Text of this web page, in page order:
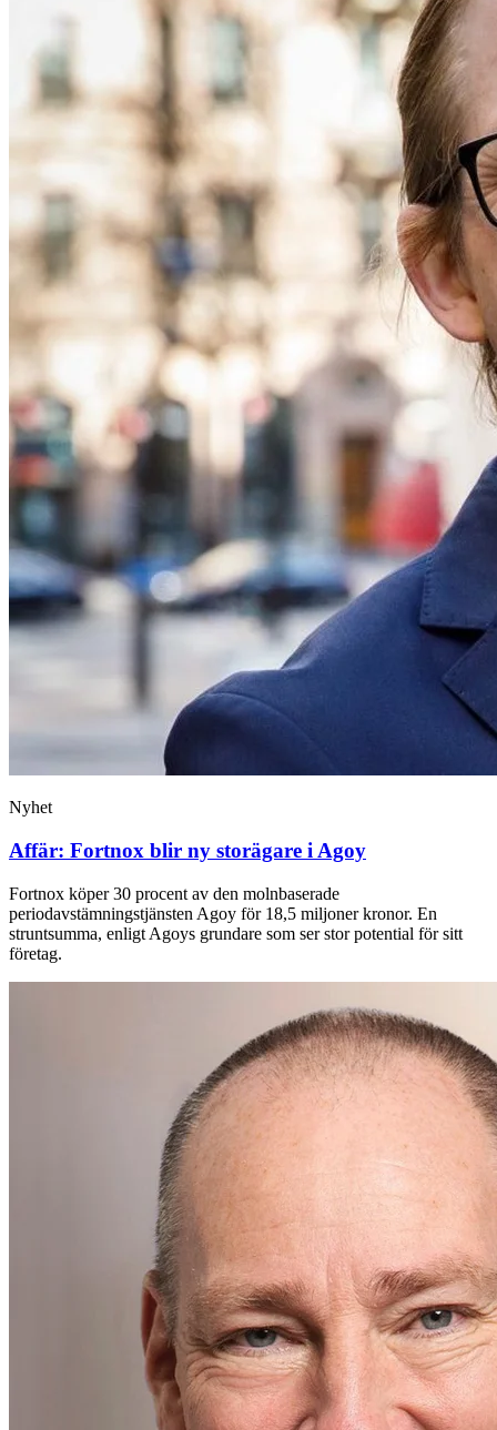
Nyhet
Affär: Fortnox blir ny storägare i Agoy
Fortnox köper 30 procent av den molnbaserade
periodavstämningstjänsten Agoy för 18,5 miljoner kronor. En
struntsumma, enligt Agoys grundare som ser stor potential för sitt
företag.